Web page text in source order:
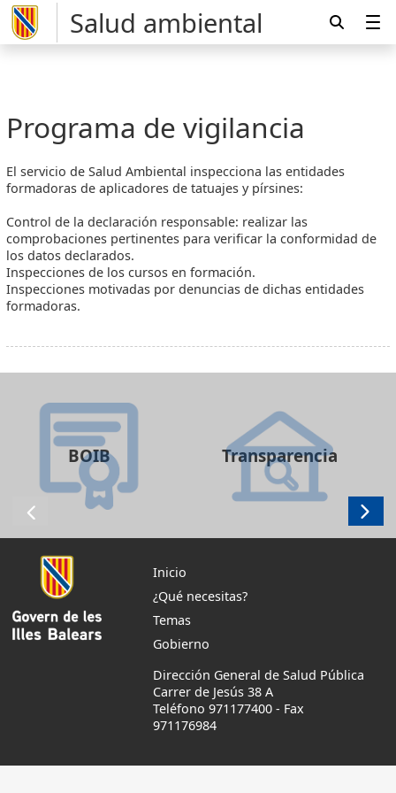
Salud ambiental
Programa de vigilancia
El servicio de Salud Ambiental inspecciona las entidades
formadoras de aplicadores de tatuajes y pírsines:
Control de la declaración responsable: realizar las
comprobaciones pertinentes para verificar la conformidad de
los datos declarados.
Inspecciones de los cursos en formación.
Inspecciones motivadas por denuncias de dichas entidades
formadoras.
BOIB Transparencia
Inicio
¿Qué necesitas?
Temas
Gobierno
Dirección General de Salud Pública
Carrer de Jesús 38 A
Teléfono 971177400 - Fax
971176984